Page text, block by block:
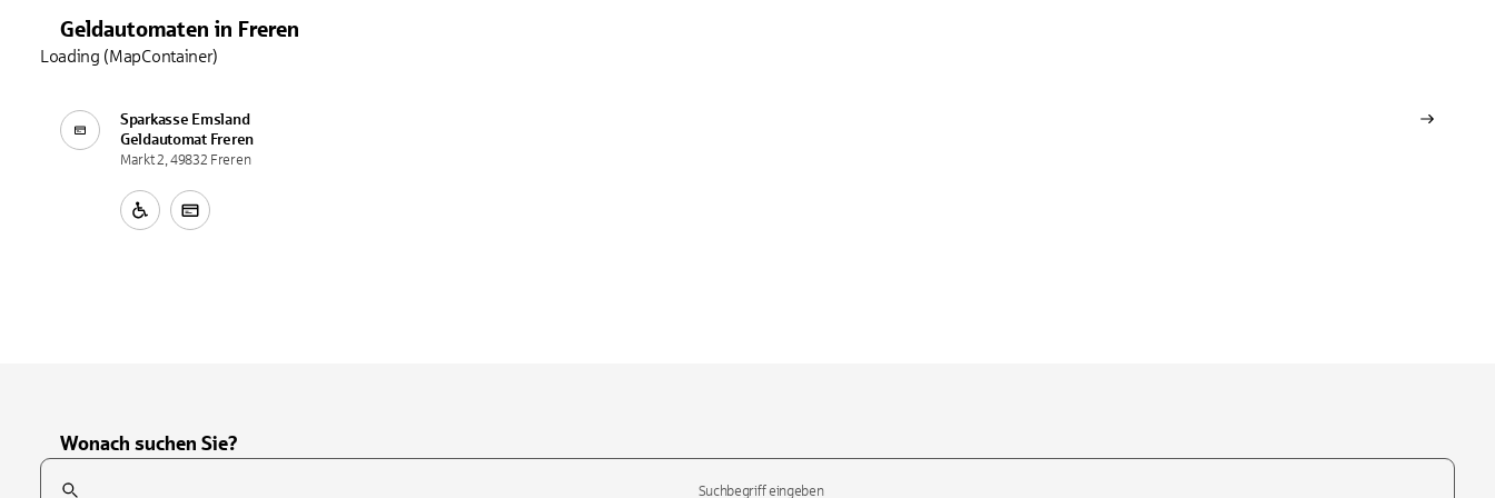
Geldautomaten in Freren
Sparkasse Emsland
Geldautomat Freren
Markt 2, 49832 Freren
Loading (MapContainer)
Wonach suchen Sie?
Suchfeld